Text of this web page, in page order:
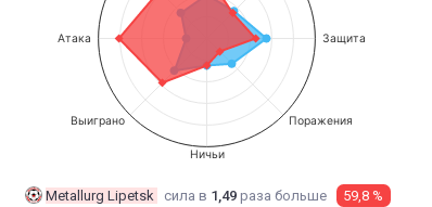
Защита
Поражения
Ничьи
Выиграно
Атака
Metallurg Lipetsk сила в 1,49 раза больше
59,8 %